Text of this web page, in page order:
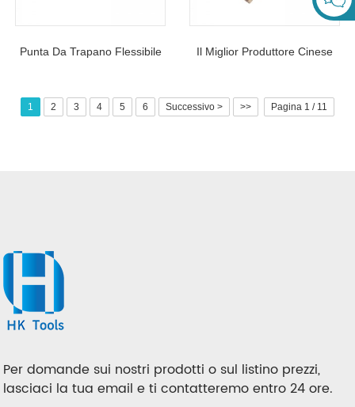
Punta Da Trapano Flessibile
HSS Per Acciaio Temprato
Il Miglior Produttore Cinese
Codolo Parallelo Per Forare
1 2 3 4 5 6 Successivo > >> Pagina 1 / 11
Per domande sui nostri prodotti o sul listino prezzi,
lasciaci la tua email e ti contatteremo entro 24 ore.